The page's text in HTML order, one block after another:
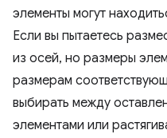
элементы могут
Если вы пытаетесь
из осей, но размеры
размерам
выбирать между
элементами или